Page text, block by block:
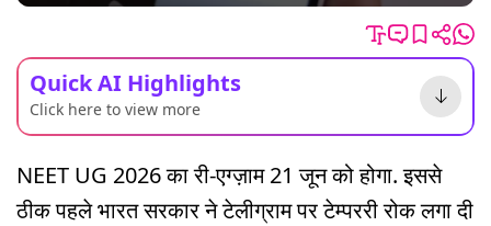
Quick AI Highlights
Click here to view more
NEET UG 2026 का री-एग्ज़ाम 21 जून को होगा. इससे
ठीक पहले भारत सरकार ने टेलीग्राम पर टेम्पररी रोक लगा दी